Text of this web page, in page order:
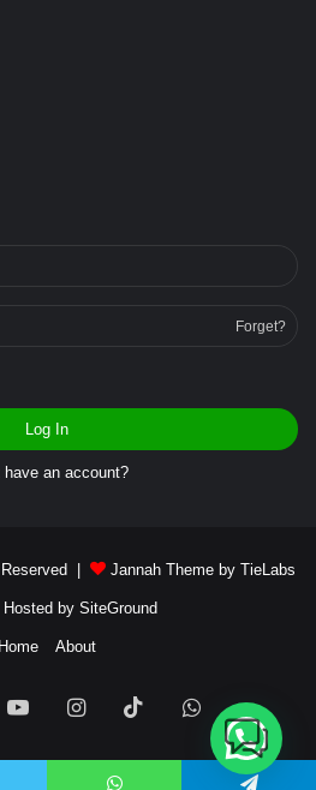
Forget?
Log In
have an account?
| Jannah Theme by TieLabs
Hosted by SiteGround
Home About
YouTubeInstagramTikTokWhatsApp